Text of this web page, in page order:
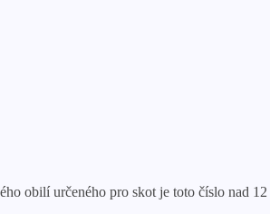
obilí určeného pro skot je toto číslo nad